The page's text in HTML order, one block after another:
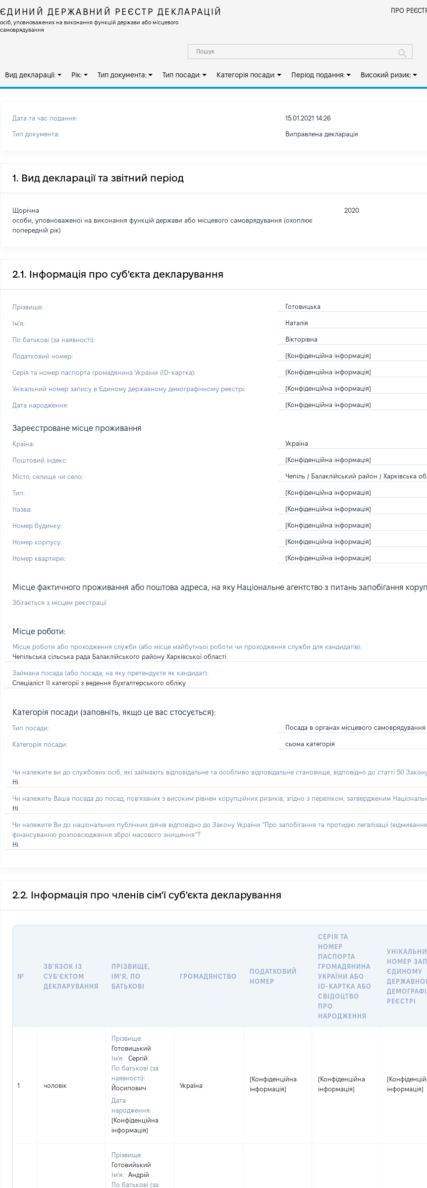
ЄДИНИЙ ДЕРЖАВНИЙ РЕЄСТР ДЕКЛАРАЦІЙ
осіб, уповноважених на виконання функцій держави або місцевого
самоврядування
ПРО
Вид декларації: Рік: Тип документа: Тип посади: Категорія посади: Період подання: Високий ризик:
Дата та час подання: 15.01.2021 14:26
Тип документа: Виправлена декларація
1. Вид декларації та звітний період
Щорічна
особи, уповноваженої на виконання функцій держави або місцевого самоврядування (охоплює
попередній рік)
2020
2.1. Інформація про суб'єкта декларування
Прізвище: Готовицька
Ім'я: Наталія
По батькові (за наявності): Вікторівна
Податковий номер: [Конфіденційна інформація]
Серія та номер паспорта громадянина України (ID-картка): [Конфіденційна інформація]
Унікальний номер запису в Єдиному державному демографічному реєстрі: [Конфіденційна інформація]
Дата народження: [Конфіденційна інформація]
Зареєстроване місце проживання
Країна: Україна
Поштовий індекс: [Конфіденційна інформація]
Місто, селище чи село: Чепіль / Балаклійський район / Харківська
Тип: [Конфіденційна інформація]
Назва: [Конфіденційна інформація]
Номер будинку: [Конфіденційна інформація]
Номер корпусу: [Конфіденційна інформація]
Номер квартири: [Конфіденційна інформація]
Місце фактичного проживання або поштова адреса, на яку Національне агентство з питань запобігання
Збігається з місцем реєстрації
Місце роботи:
Місце роботи або проходження служби (або місце майбутньої роботи чи проходження служби для кандидатів):
Чепільська сільська рада Балаклійського району Харківської області
Займана посада (або посада, на яку претендуєте як кандидат):
Спеціаліст ІІ категорії з ведення бухгалтерського обліку
Категорія посади (заповніть, якщо це вас стосується):
Тип посади: Посада в органах місцевого самоврядування
Категорія посади: сьома категорія
Чи належите ви до службових осіб, які займають відповідальне та особливо відповідальне становище, відповідно до статті 50
Ні
Чи належить Ваша посада до посад, пов'язаних з високим рівнем корупційних ризиків, згідно з переліком, затвердженим
Ні
Чи належите Ви до національних публічних діячів відповідно до Закону України “Про запобігання та протидію легалізації
фінансуванню розповсюдження зброї масового знищення”?
Ні
2.2. Інформація про членів сім'ї суб'єкта декларування
№
ЗВ'ЯЗОК ІЗ
СУБ'ЄКТОМ
ДЕКЛАРУВАННЯ
ПРІЗВИЩЕ,
ІМ'Я, ПО
БАТЬКОВІ
ГРОМАДЯНСТВО
ПОДАТКОВИЙ
НОМЕР
СЕРІЯ ТА
НОМЕР
ПАСПОРТА
ГРОМАДЯНИНА
УКРАЇНИ АБО
ID-КАРТКА АБО
СВІДОЦТВО
ПРО
НАРОДЖЕННЯ
НОМЕР
ЄДИНОМУ
РЕЄСТРІ
1 чоловік
Прізвище:
Готовицький
Ім'я:
Сергій
По батькові (за
наявності):
Йосипович
Дата
народження:
[Конфіденційна
інформація]
Україна
[Конфіденційна
інформація]
[Конфіденційна
інформація]
інформація]
Прізвище:
Готовийький
Ім'я:
Андрій
По батькові (за